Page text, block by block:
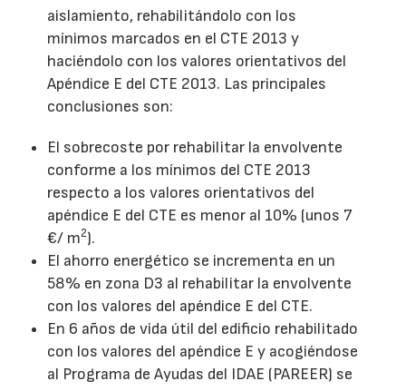
aislamiento, rehabilitándolo con los
mínimos marcados en el CTE 2013 y
haciéndolo con los valores orientativos del
Apéndice E del CTE 2013. Las principales
conclusiones son:
El sobrecoste por rehabilitar la envolvente
conforme a los mínimos del CTE 2013
respecto a los valores orientativos del
apéndice E del CTE es menor al 10% (unos 7
€/ m2).
El ahorro energético se incrementa en un
58% en zona D3 al rehabilitar la envolvente
con los valores del apéndice E del CTE.
En 6 años de vida útil del edificio rehabilitado
con los valores del apéndice E y acogiéndose
al Programa de Ayudas del IDAE (PAREER) se